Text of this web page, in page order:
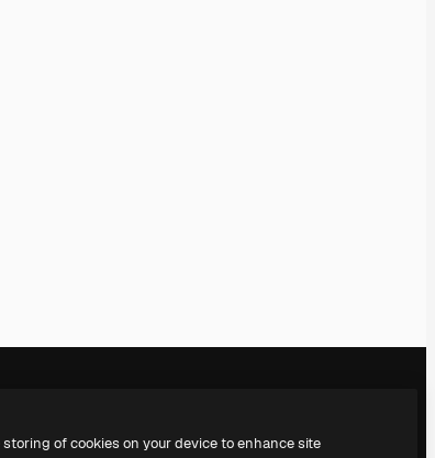
entreprise Nous contacter
of cookies on your device to enhance site